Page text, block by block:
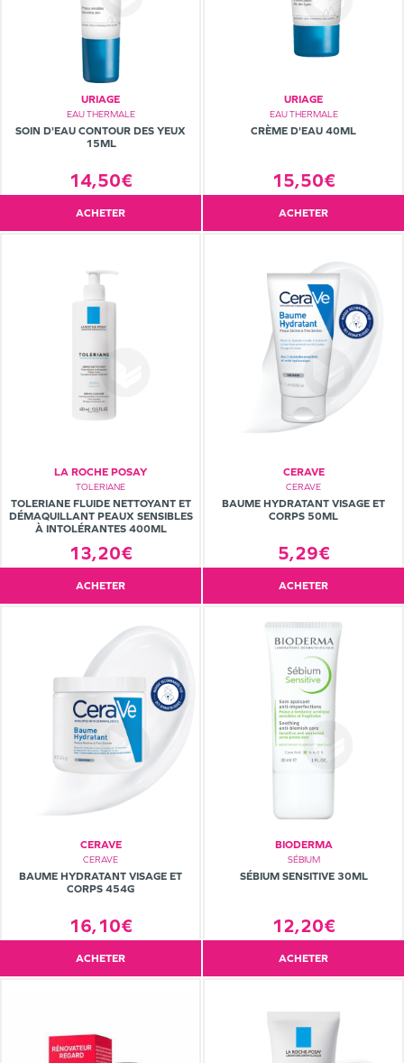
URIAGE
EAU THERMALE
SOIN D'EAU CONTOUR DES YEUX
15ML
14,50€
ACHETER
URIAGE
EAU THERMALE
CRÈME D'EAU 40ML
15,50€
ACHETER
LA ROCHE POSAY
TOLERIANE
TOLERIANE FLUIDE NETTOYANT ET
DÉMAQUILLANT PEAUX SENSIBLES
À INTOLÉRANTES 400ML
13,20€
ACHETER
CERAVE
CERAVE
BAUME HYDRATANT VISAGE ET
CORPS 50ML
5,29€
ACHETER
CERAVE
CERAVE
BAUME HYDRATANT VISAGE ET
CORPS 454G
16,10€
ACHETER
BIODERMA
SÉBIUM
SÉBIUM SENSITIVE 30ML
12,20€
ACHETER